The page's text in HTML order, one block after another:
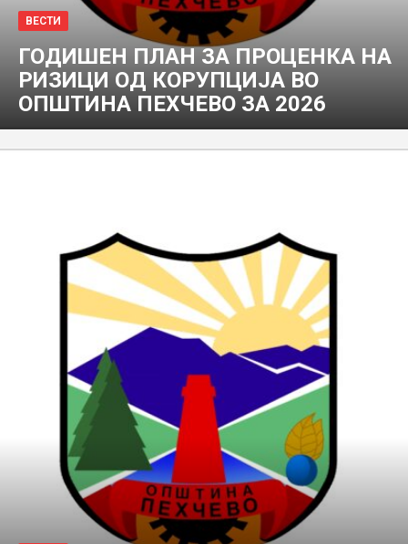
ВЕСТИ
ГОДИШЕН ПЛАН ЗА ПРОЦЕНКА НА
РИЗИЦИ ОД КОРУПЦИЈА ВО
ОПШТИНА ПЕХЧЕВО ЗА 2026